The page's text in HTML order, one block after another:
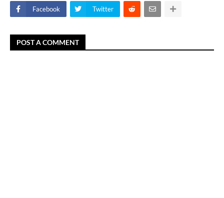
Facebook Twitter
POST A COMMENT